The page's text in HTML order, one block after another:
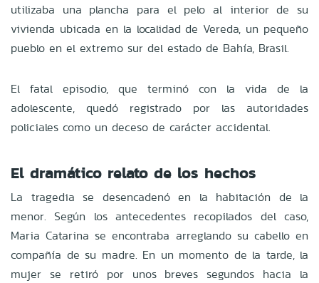
utilizaba una plancha para el pelo al interior de su
vivienda ubicada en la localidad de Vereda, un pequeño
pueblo en el extremo sur del estado de Bahía, Brasil.
El fatal episodio, que terminó con la vida de la
adolescente, quedó registrado por las autoridades
policiales como un deceso de carácter accidental.
El dramático relato de los hechos
La tragedia se desencadenó en la habitación de la
menor. Según los antecedentes recopilados del caso,
Maria Catarina se encontraba arreglando su cabello en
compañía de su madre. En un momento de la tarde, la
mujer se retiró por unos breves segundos hacia la